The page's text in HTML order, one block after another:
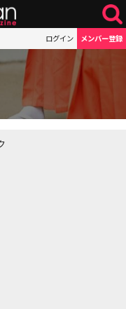
ログイン メンバー登録